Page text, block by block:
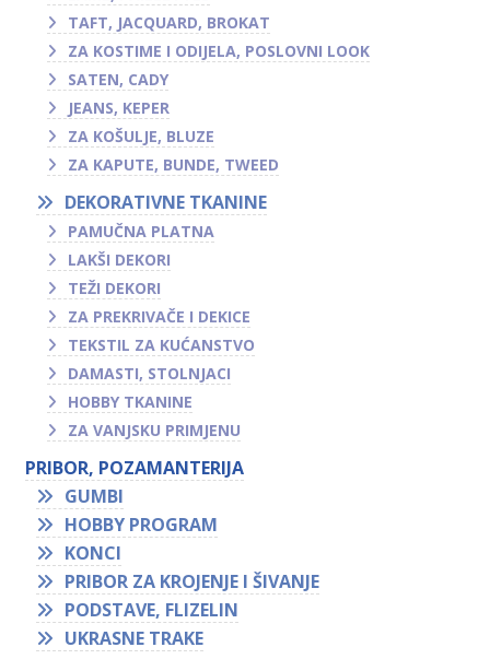
TAFT, JACQUARD, BROKAT
ZA KOSTIME I ODIJELA, POSLOVNI LOOK
SATEN, CADY
JEANS, KEPER
ZA KOŠULJE, BLUZE
ZA KAPUTE, BUNDE, TWEED
DEKORATIVNE TKANINE
PAMUČNA PLATNA
LAKŠI DEKORI
TEŽI DEKORI
ZA PREKRIVAČE I DEKICE
TEKSTIL ZA KUĆANSTVO
DAMASTI, STOLNJACI
HOBBY TKANINE
ZA VANJSKU PRIMJENU
PRIBOR, POZAMANTERIJA
GUMBI
HOBBY PROGRAM
KONCI
PRIBOR ZA KROJENJE I ŠIVANJE
PODSTAVE, FLIZELIN
UKRASNE TRAKE